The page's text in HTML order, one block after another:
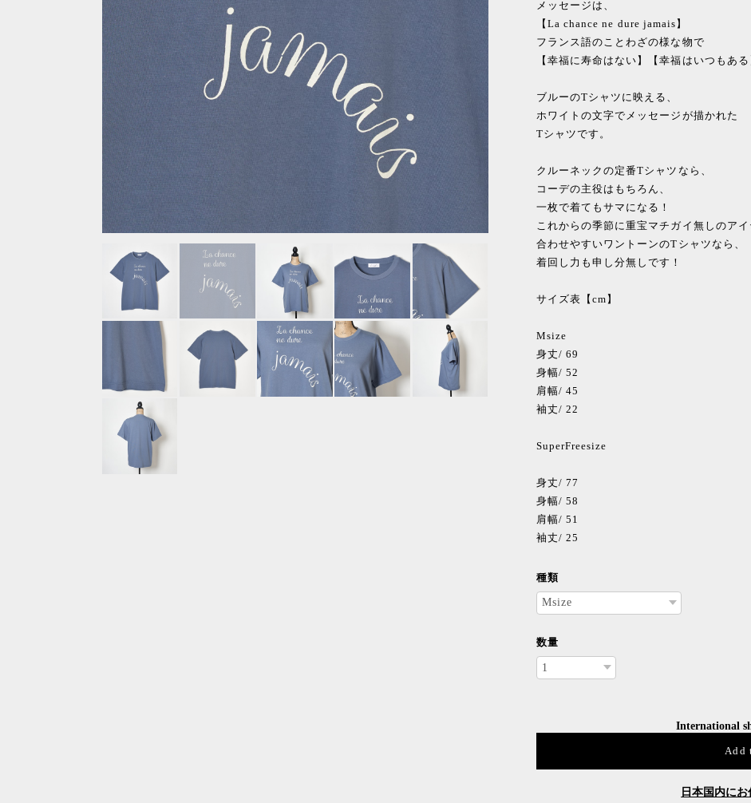
メッセージは、
【La chance ne dure jamais】
フランス語のことわざの様な物で
【幸福に寿命はない】【幸福はいつもある
ブルーのTシャツに映える、
ホワイトの文字でメッセージが描かれた
Tシャツです。
クルーネックの定番Tシャツなら、
コーデの主役はもちろん、
一枚で着てもサマになる！
これからの季節に重宝マチガイ無しのアイ
合わせやすいワントーンのTシャツなら、
着回し力も申し分無しです！
サイズ表【cm】
Msize
身丈/ 69
身幅/ 52
肩幅/ 45
袖丈/ 22
SuperFreesize
身丈/ 77
身幅/ 58
肩幅/ 51
袖丈/ 25
種類
数量
International
Add
日本国内に